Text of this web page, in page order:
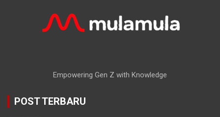
Empowering Gen Z with Knowledge
POST TERBARU